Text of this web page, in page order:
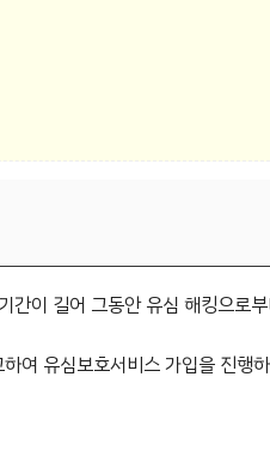
이 길어 그동안 유심 해킹으로
여 유심보호서비스 가입을 진행